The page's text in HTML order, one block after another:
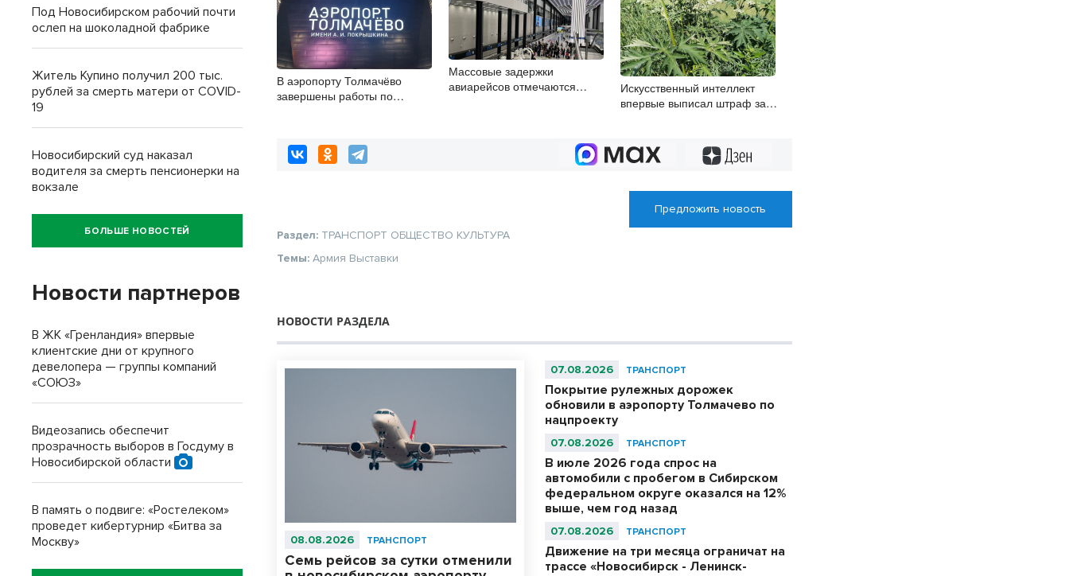
В аэропорту Толмачёво
завершены работы по
Массовые задержки
авиарейсов отмечаются
Искусственный интеллект
впервые выписал штраф за
Предложить новость
Раздел: ТРАНСПОРТ ОБЩЕСТВО КУЛЬТУРА
Темы:Армия Выставки
НОВОСТИ РАЗДЕЛА
08.08.2026 ТРАНСПОРТ
Семь рейсов за сутки отменили
07.08.2026 ТРАНСПОРТ
Покрытие рулежных дорожек
обновили в аэропорту Толмачево по
нацпроекту
07.08.2026 ТРАНСПОРТ
В июле 2026 года спрос на
автомобили с пробегом в Сибирском
федеральном округе оказался на 12%
выше, чем год назад
07.08.2026 ТРАНСПОРТ
Движение на три месяца ограничат на
трассе «Новосибирск - Ленинск-
Под Новосибирском рабочий почти
ослеп на шоколадной фабрике
Житель Купино получил 200 тыс.
рублей за смерть матери от COVID-
19
Новосибирский суд наказал
водителя за смерть пенсионерки на
вокзале
БОЛЬШЕ НОВОСТЕЙ
Новости партнеров
В ЖК «Гренландия» впервые
клиентские дни от крупного
девелопера — группы компаний
«СОЮЗ»
Видеозапись обеспечит
прозрачность выборов в Госдуму в
Новосибирской области
В память о подвиге: «Ростелеком»
проведет кибертурнир «Битва за
Москву»